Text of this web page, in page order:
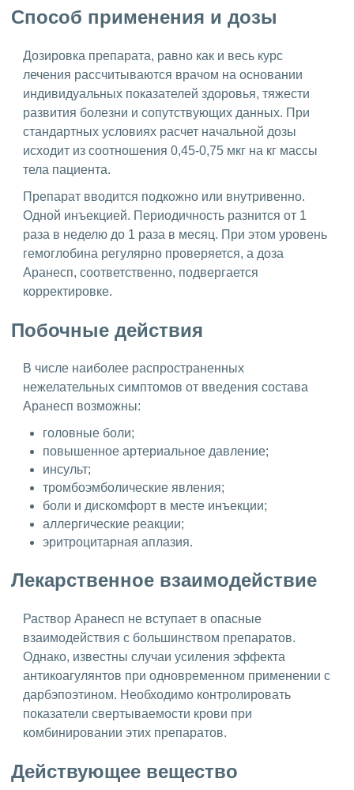
Способ применения и дозы
Дозировка препарата, равно как и весь курс
лечения рассчитываются врачом на основании
индивидуальных показателей здоровья, тяжести
развития болезни и сопутствующих данных. При
стандартных условиях расчет начальной дозы
исходит из соотношения 0,45-0,75 мкг на кг массы
тела пациента.
Препарат вводится подкожно или внутривенно.
Одной инъекцией. Периодичность разнится от 1
раза в неделю до 1 раза в месяц. При этом уровень
гемоглобина регулярно проверяется, а доза
Аранесп, соответственно, подвергается
корректировке.
Побочные действия
В числе наиболее распространенных
нежелательных симптомов от введения состава
Аранесп возможны:
головные боли;
повышенное артериальное давление;
инсульт;
тромбоэмболические явления;
боли и дискомфорт в месте инъекции;
аллергические реакции;
эритроцитарная аплазия.
Лекарственное взаимодействие
Раствор Аранесп не вступает в опасные
взаимодействия с большинством препаратов.
Однако, известны случаи усиления эффекта
антикоагулянтов при одновременном применении с
дарбэпоэтином. Необходимо контролировать
показатели свертываемости крови при
комбинировании этих препаратов.
Действующее вещество